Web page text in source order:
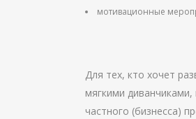
мотивационные
Для тех, кто хочет
мягкими
частного (бизнесса)